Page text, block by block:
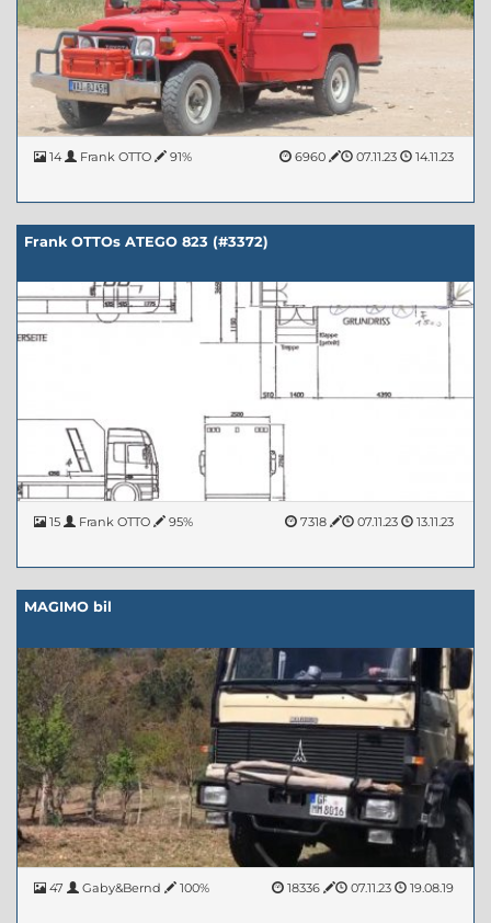
14 14.11.23
Frank OTTO 07.11.23
91% 6960
Frank OTTOs ATEGO 823 (#3372)
15 13.11.23
Frank OTTO 07.11.23
95% 7318
MAGIMO bil
47 19.08.19
Gaby&Bernd 07.11.23
100% 18336